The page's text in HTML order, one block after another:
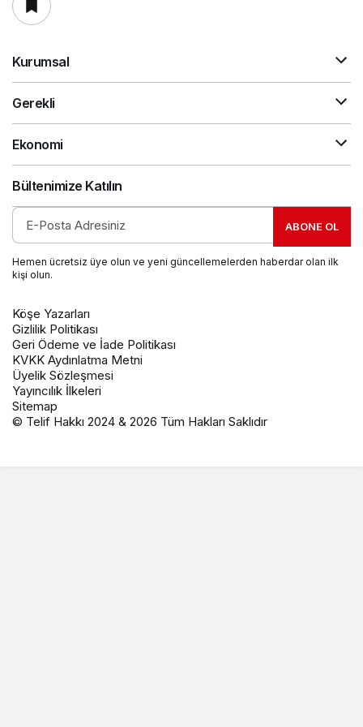
Kurumsal
Gerekli
Ekonomi
Bültenimize Katılın
ABONE OL
Hemen ücretsiz üye olun ve yeni güncellemelerden haberdar olan ilk
kişi olun.
Köşe Yazarları
Gizlilik Politikası
Geri Ödeme ve İade Politikası
KVKK Aydınlatma Metni
Üyelik Sözleşmesi
Yayıncılık İlkeleri
Sitemap
© Telif Hakkı 2024 & 2026 Tüm Hakları Saklıdır